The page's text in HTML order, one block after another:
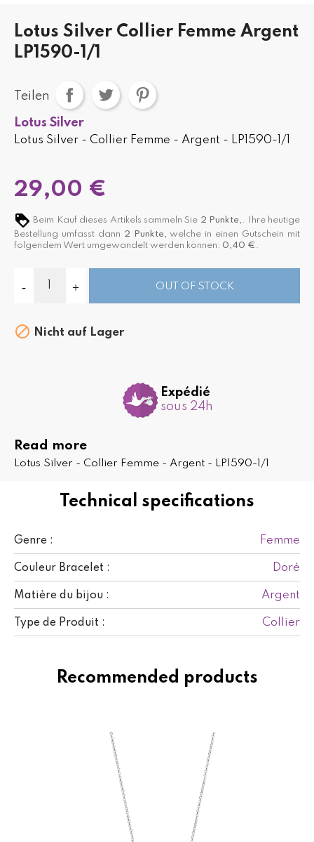
Technical specifications
Genre : Femme
Couleur Bracelet : Doré
Matière du bijou : Argent
Type de Produit : Collier
Lotus Silver Collier Femme Argent
LP1590-1/1
Teilen
Lotus Silver
Lotus Silver - Collier Femme - Argent - LP1590-1/1
29,00 €
Beim Kauf dieses Artikels sammeln Sie 2 Punkte, . Ihre heutige
Bestellung umfasst dann 2 Punkte, welche in einen Gutschein mit
folgendem Wert umgewandelt werden können: 0,40 € .
OUT OF STOCK
 Nicht auf Lager
Expédié
sous 24h
Read more
Lotus Silver - Collier Femme - Argent - LP1590-1/1
Recommended products